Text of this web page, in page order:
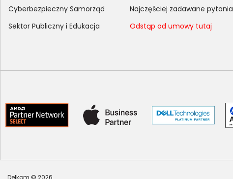
Cyberbezpieczny Samorząd
Sektor Publiczny i Edukacja
Najczęściej zadawane pytania
Odstąp od umowy tutaj
Delkom © 2026